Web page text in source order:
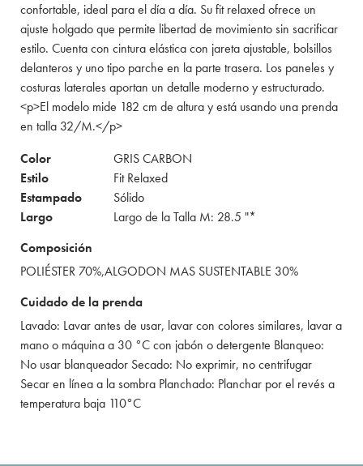
confortable, ideal para el día a día. Su fit relaxed ofrece un
ajuste holgado que permite libertad de movimiento sin sacrificar
estilo. Cuenta con cintura elástica con jareta ajustable, bolsillos
delanteros y uno tipo parche en la parte trasera. Los paneles y
costuras laterales aportan un detalle moderno y estructurado.
<p>El modelo mide 182 cm de altura y está usando una prenda
en talla 32/M.</p>
Color
GRIS CARBON
Estilo
Fit Relaxed
Estampado
Sólido
Largo
Largo de la Talla M: 28.5 "*
Composición
POLIÉSTER 70%,ALGODON MAS SUSTENTABLE 30%
Cuidado de la prenda
Lavado: Lavar antes de usar, lavar con colores similares, lavar a
mano o máquina a 30 °C con jabón o detergente Blanqueo:
No usar blanqueador Secado: No exprimir, no centrifugar
Secar en línea a la sombra Planchado: Planchar por el revés a
temperatura baja 110°C